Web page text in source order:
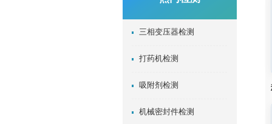
三相变压器检测
打药机检测
吸附剂检测
机械密封件检测